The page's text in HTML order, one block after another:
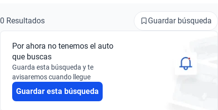
Buscá por marca
Buscá por modelo
Buscá por versión
0 Resultados Guardar búsqueda
Por ahora no tenemos el auto
que buscas
Guarda esta búsqueda y te
avisaremos cuando llegue
Guardar esta búsqueda